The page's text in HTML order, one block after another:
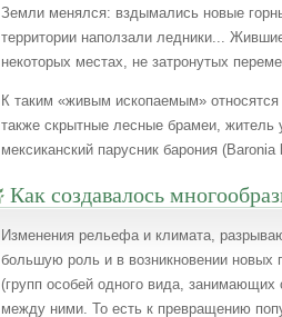
Земли менялся: вздымались новые
территории наползали ледники...
некоторых местах, не затронутых
К таким «живым ископаемым»
также скрытные лесные брамеи, житель
мексиканский парусник барония
Как создавалось
Изменения рельефа и климата,
большую роль и в возникновении новых
(групп особей одного вида,
между ними. То есть к превращению